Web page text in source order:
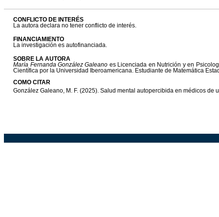
CONFLICTO DE INTERÉS
La autora declara no tener conflicto de interés.
FINANCIAMIENTO
La investigación es autofinanciada.
SOBRE LA AUTORA
María Fernanda González Galeano es Licenciada en Nutrición y en
Científica por la Universidad Iberoamericana. Estudiante de Matemática
COMO CITAR
González Galeano, M. F. (2025). Salud mental autopercibida en médicos de